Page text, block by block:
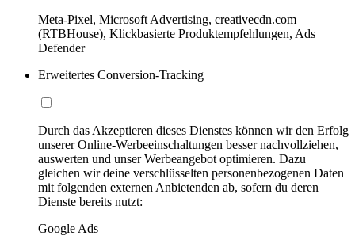
Meta-Pixel, Microsoft Advertising, creativecdn.com
(RTBHouse), Klickbasierte Produktempfehlungen, Ads
Defender
Erweitertes Conversion-Tracking
Durch das Akzeptieren dieses Dienstes können wir den Erfolg
unserer Online-Werbeeinschaltungen besser nachvollziehen,
auswerten und unser Werbeangebot optimieren. Dazu
gleichen wir deine verschlüsselten personenbezogenen Daten
mit folgenden externen Anbietenden ab, sofern du deren
Dienste bereits nutzt:
Google Ads